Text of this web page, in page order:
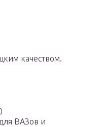
качеством.
ВАЗов и